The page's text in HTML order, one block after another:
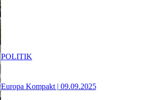
Europa Kompakt | 09.09.2025
POLITIK